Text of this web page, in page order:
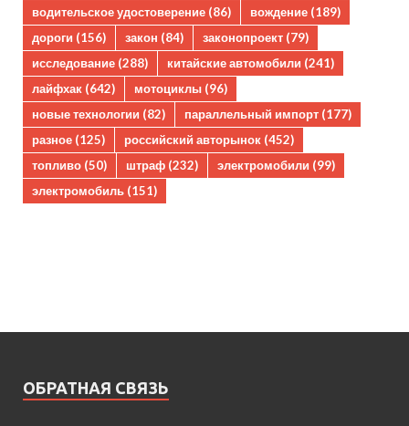
водительское удостоверение (86) вождение (189)
дороги (156) закон (84) законопроект (79)
исследование (288) китайские автомобили (241)
лайфхак (642) мотоциклы (96)
новые технологии (82) параллельный импорт (177)
разное (125) российский авторынок (452)
топливо (50) штраф (232) электромобили (99)
электромобиль (151)
ОБРАТНАЯ СВЯЗЬ